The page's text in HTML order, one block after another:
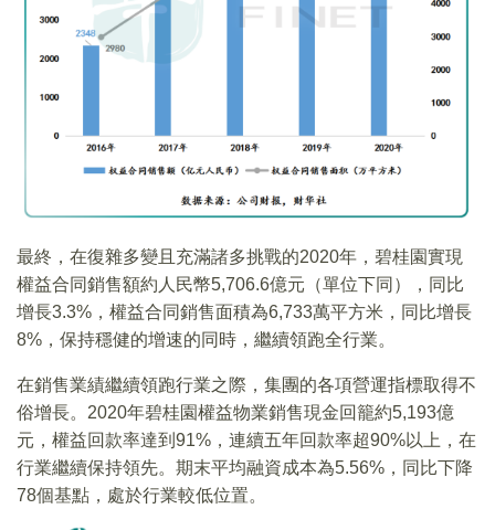
最終，在復雜多變且充滿諸多挑戰的2020年，碧桂園實現
權益合同銷售額約人民幣5,706.6億元（單位下同），同比
增長3.3%，權益合同銷售面積為6,733萬平方米，同比增長
8%，保持穩健的增速的同時，繼續領跑全行業。
在銷售業績繼續領跑行業之際，集團的各項營運指標取得不
俗增長。2020年碧桂園權益物業銷售現金回籠約5,193億
元，權益回款率達到91%，連續五年回款率超90%以上，在
行業繼續保持領先。期末平均融資成本為5.56%，同比下降
78個基點，處於行業較低位置。